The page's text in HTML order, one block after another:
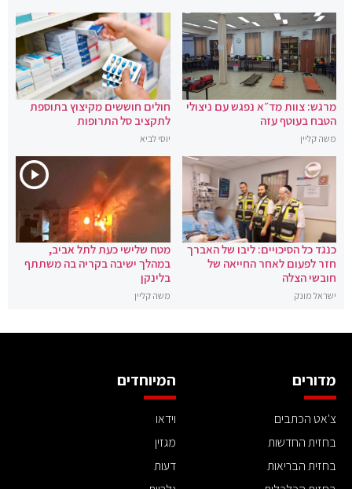
מרגש: צוות מד״א נפגש עם ניצולי
הטבח בעוטף עזה
משה קליין
חולים חוששים מקיצוץ בתוספת
לתקציב סל התרופות
יוסי לביא
כנגד כל הסיכויים: ליבו של האברך
חזר לפעום לאחר החייאה של
חובשי הצלה
ישראל מונק
מטח שלישי כעת לתל אביב,
במהלך ישיבה בקריה בה משתתף
בלינקן
משה קליין
מדורים
צ'אט הכתבים
בחזית החדשות
בחזית הבריאות
המיוחדים
וידאו
מגזין
דעות